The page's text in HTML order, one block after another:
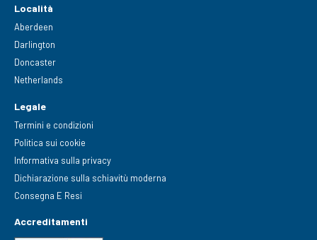
Località
Aberdeen
Darlington
Doncaster
Netherlands
Legale
Termini e condizioni
Politica sui cookie
Informativa sulla privacy
Dichiarazione sulla schiavitù moderna
Consegna E Resi
Accreditamenti